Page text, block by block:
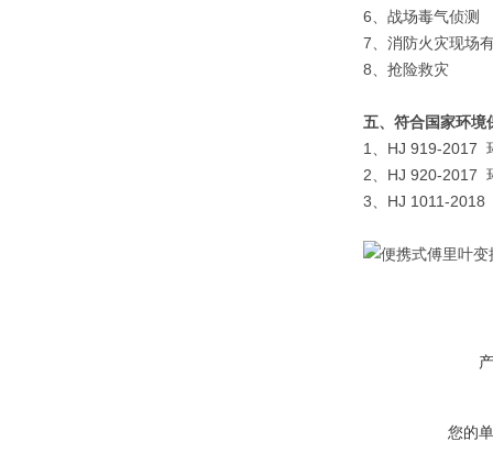
6、战场毒气侦测
7、消防火灾现场
8、抢险救灾
五、符合国家环境
1、HJ 919-2017
2、HJ 920-2017
3、HJ 1011-2018
您的